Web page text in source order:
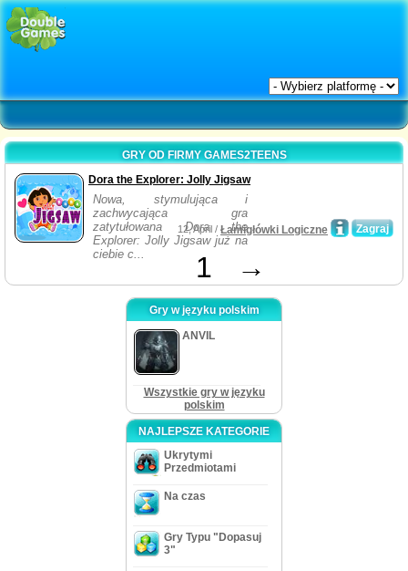
GRY OD FIRMY GAMES2TEENS
Dora the Explorer: Jolly Jigsaw
Nowa, stymulująca i
zachwycająca gra
zatytułowana Dora the
Explorer: Jolly Jigsaw już na
ciebie c...
Zagraj
12, April / Łamigłówki Logiczne
1 →
Gry w języku polskim
ANVIL
Wszystkie gry w języku
polskim
NAJLEPSZE KATEGORIE
Ukrytymi
Przedmiotami
Na czas
Gry Typu "Dopasuj
3"